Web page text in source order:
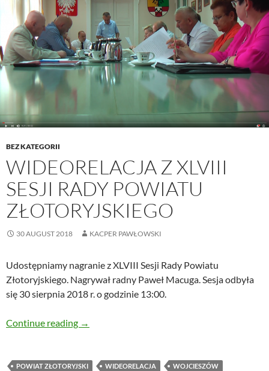
BEZ KATEGORII
WIDEORELACJA Z XLVIII
SESJI RADY POWIATU
ZŁOTORYJSKIEGO
30 AUGUST 2018 KACPER PAWŁOWSKI
Udostępniamy nagranie z XLVIII Sesji Rady Powiatu
Złotoryjskiego. Nagrywał radny Paweł Macuga. Sesja odbyła
się 30 sierpnia 2018 r. o godzinie 13:00.
Continue reading Wideorelacja z XLVIII Sesji Rady Powiatu
→
POWIAT ZŁOTORYJSKI WIDEORELACJA WOJCIESZÓW